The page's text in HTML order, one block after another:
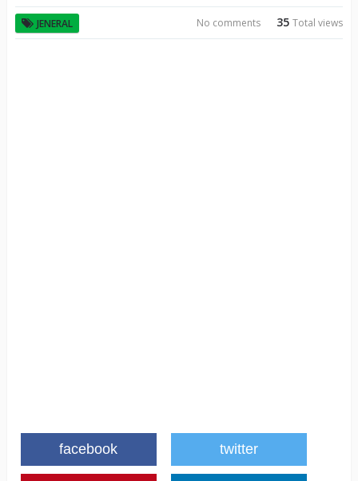
JENERAL 35Total views
No comments
facebook twitter